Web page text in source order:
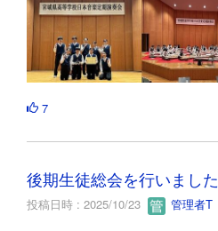
7
後期生徒総会を行いました
投稿日時 : 2025/10/23 管理者T